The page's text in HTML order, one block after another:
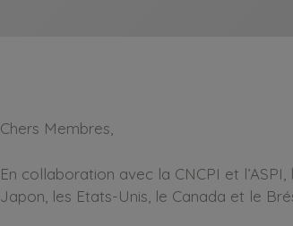
Chers Membres,
En collaboration avec la CNCPI et l’ASPI,
Japon, les Etats-Unis, le Canada et le